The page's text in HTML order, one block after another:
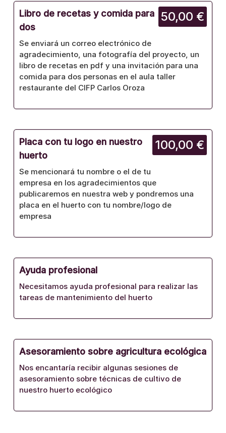
50,00 €
Libro de recetas y comida para
dos
Se enviará un correo electrónico de
agradecimiento, una fotografía del proyecto, un
libro de recetas en pdf y una invitación para una
comida para dos personas en el aula taller
restaurante del CIFP Carlos Oroza
100,00 €
Placa con tu logo en nuestro
huerto
Se mencionará tu nombre o el de tu
empresa en los agradecimientos que
publicaremos en nuestra web y pondremos una
placa en el huerto con tu nombre/logo de
empresa
Ayuda profesional
Necesitamos ayuda profesional para realizar las
tareas de mantenimiento del huerto
Asesoramiento sobre agricultura ecológica
Nos encantaría recibir algunas sesiones de
asesoramiento sobre técnicas de cultivo de
nuestro huerto ecológico